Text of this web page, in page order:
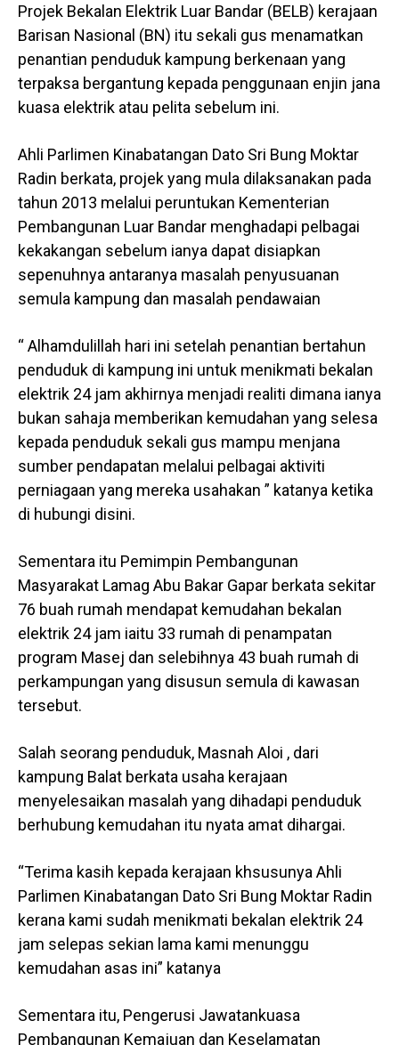
Projek Bekalan Elektrik Luar Bandar (BELB) kerajaan
Barisan Nasional (BN) itu sekali gus menamatkan
penantian penduduk kampung berkenaan yang
terpaksa bergantung kepada penggunaan enjin jana
kuasa elektrik atau pelita sebelum ini.
Ahli Parlimen Kinabatangan Dato Sri Bung Moktar
Radin berkata, projek yang mula dilaksanakan pada
tahun 2013 melalui peruntukan Kementerian
Pembangunan Luar Bandar menghadapi pelbagai
kekakangan sebelum ianya dapat disiapkan
sepenuhnya antaranya masalah penyusuanan
semula kampung dan masalah pendawaian
“ Alhamdulillah hari ini setelah penantian bertahun
penduduk di kampung ini untuk menikmati bekalan
elektrik 24 jam akhirnya menjadi realiti dimana ianya
bukan sahaja memberikan kemudahan yang selesa
kepada penduduk sekali gus mampu menjana
sumber pendapatan melalui pelbagai aktiviti
perniagaan yang mereka usahakan ” katanya ketika
di hubungi disini.
Sementara itu Pemimpin Pembangunan
Masyarakat Lamag Abu Bakar Gapar berkata sekitar
76 buah rumah mendapat kemudahan bekalan
elektrik 24 jam iaitu 33 rumah di penampatan
program Masej dan selebihnya 43 buah rumah di
perkampungan yang disusun semula di kawasan
tersebut.
Salah seorang penduduk, Masnah Aloi , dari
kampung Balat berkata usaha kerajaan
menyelesaikan masalah yang dihadapi penduduk
berhubung kemudahan itu nyata amat dihargai.
“Terima kasih kepada kerajaan khsusunya Ahli
Parlimen Kinabatangan Dato Sri Bung Moktar Radin
kerana kami sudah menikmati bekalan elektrik 24
jam selepas sekian lama kami menunggu
kemudahan asas ini” katanya
Sementara itu, Pengerusi Jawatankuasa
Pembangunan Kemajuan dan Keselamatan